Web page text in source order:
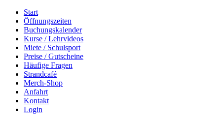
Start
Öffnungszeiten
Buchungskalender
Kurse / Lehrvideos
Miete / Schulsport
Preise / Gutscheine
Häufige Fragen
Strandcafé
Merch-Shop
Anfahrt
Kontakt
Login